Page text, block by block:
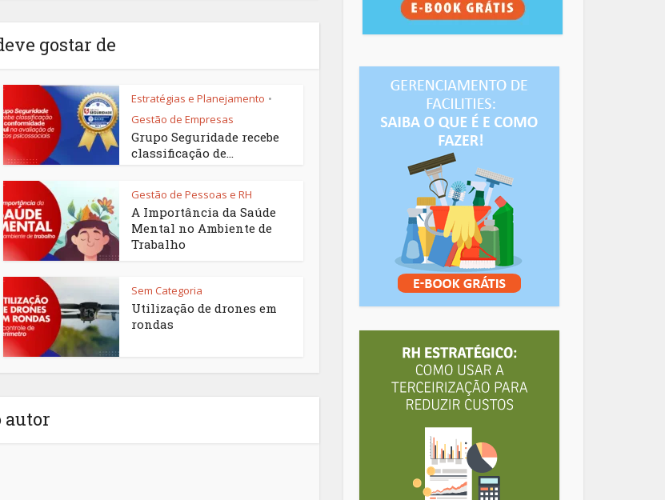
gostar de
Estratégias e Planejamento •
Gestão de Empresas
Grupo Seguridade recebe
classificação de...
Gestão de Pessoas e RH
A Importância da Saúde
Mental no Ambiente de
Trabalho
Sem Categoria
Utilização de drones em
rondas
autor